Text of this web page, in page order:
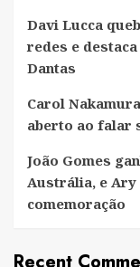
Davi Lucca
redes e
Dantas
Carol
aberto ao falar
João Gomes
Austrália, e
comemoração